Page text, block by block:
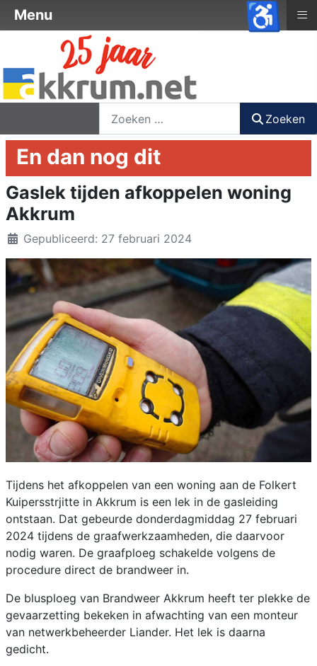
Zoeken
En dan nog dit
Gaslek tijden afkoppelen woning
Akkrum
DetailsGepubliceerd: 27 februari 2024
Tijdens het afkoppelen van een woning aan de Folkert
Kuipersstrjitte in Akkrum is een lek in de gasleiding
ontstaan. Dat gebeurde donderdagmiddag 27 februari
2024 tijdens de graafwerkzaamheden, die daarvoor
nodig waren. De graafploeg schakelde volgens de
procedure direct de brandweer in.
De blusploeg van Brandweer Akkrum heeft ter plekke de
gevaarzetting bekeken in afwachting van een monteur
van netwerkbeheerder Liander. Het lek is daarna
gedicht.
Menu ≡
♿